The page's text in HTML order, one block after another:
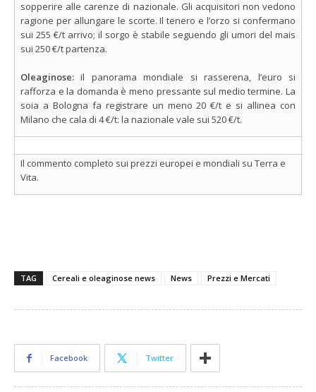
sopperire alle carenze di nazionale. Gli acquisitori non vedono
ragione per allungare le scorte. Il tenero e l’orzo si confermano
sui 255 €/t arrivo; il sorgo è stabile seguendo gli umori del mais
sui 250 €/t partenza.
Oleaginose:il panorama mondiale si rasserena, l’euro si
rafforza e la domanda è meno pressante sul medio termine. La
soia a Bologna fa registrare un meno 20 €/t e si allinea con
Milano che cala di 4 €/t: la nazionale vale sui 520 €/t.
Il commento completo sui prezzi europei e mondiali su Terra e
Vita.
TAG Cereali e oleaginose news News Prezzi e Mercati
Facebook Twitter